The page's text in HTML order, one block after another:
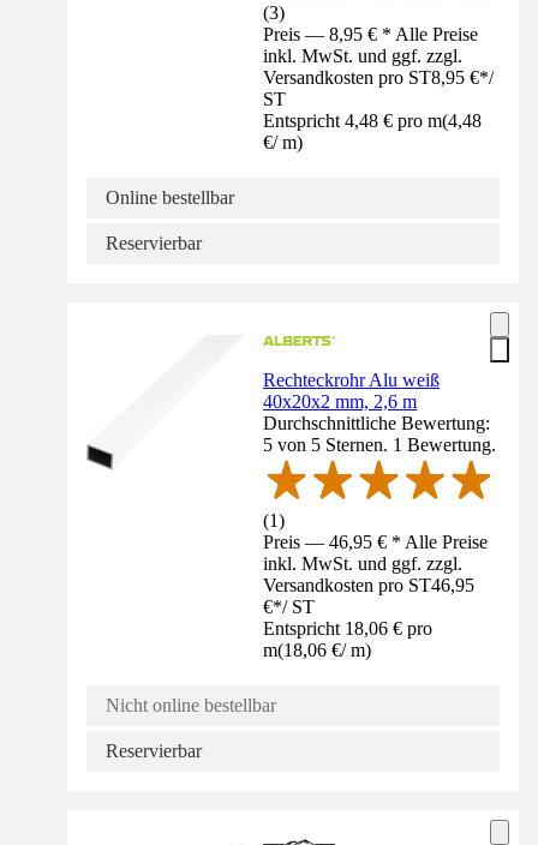
(3)
Preis — 8,95 € * Alle Preise
inkl. MwSt. und ggf. zzgl.
Versandkosten pro ST8,95 €*/
ST
Entspricht 4,48 € pro m(4,48
€/ m)
Online bestellbar
Reservierbar
Rechteckrohr Alu weiß
40x20x2 mm, 2,6 m
Durchschnittliche Bewertung:
5 von 5 Sternen. 1 Bewertung.
(1)
Preis — 46,95 € * Alle Preise
inkl. MwSt. und ggf. zzgl.
Versandkosten pro ST46,95
€*/ ST
Entspricht 18,06 € pro
m(18,06 €/ m)
Nicht online bestellbar
Reservierbar